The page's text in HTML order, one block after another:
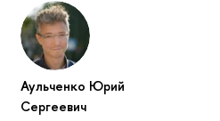
Аульченко Юрий
Сергеевич